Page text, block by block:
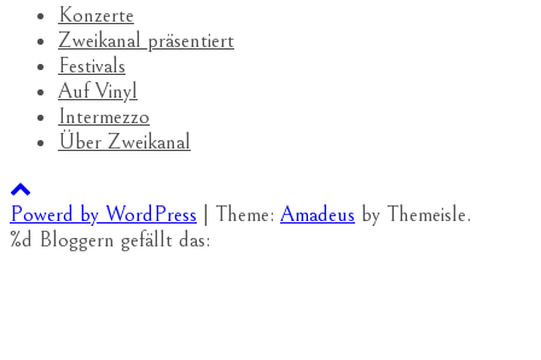
Konzerte
Zweikanal präsentiert
Festivals
Auf Vinyl
Intermezzo
Über Zweikanal
Powerd by WordPress Theme: Amadeus by Themeisle.
%d Bloggern gefällt das: